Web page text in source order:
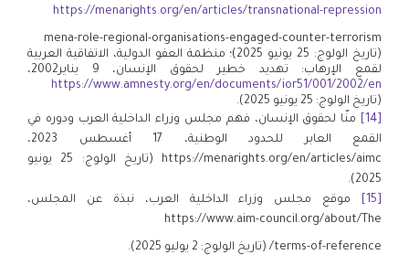
https://menarights.org/en/articles/transnational-repression
mena-role-regional-organisations-engaged-counter-terrorism
(تاريخ الولوج: 25 يونيو 2025)؛ منظمة العفو الدولية، الاتفاقية العربية
لقمع الإرهاب: تهديد خطير لحقوق الإنسان، 9 يناير2002،
https://www.amnesty.org/en/documents/ior51/001/2002/en
(تاريخ الولوج: 25 يونيو 2025).
[14]
منّا لحقوق الإنسان، فهم مجلس وزراء الداخلية العرب ودوره في
القمع العابر للحدود الوطنية، 17 أغسطس 2023،
https://menarights.org/en/articles/aimc (تاريخ الولوج: 25 يونيو
2025).
[15]
موقع مجلس وزراء الداخلية العرب، نبذة عن المجلس،
https://www.aim-council.org/about/The
terms-of-reference/ (تاريخ الولوج: 2 يوليو 2025).